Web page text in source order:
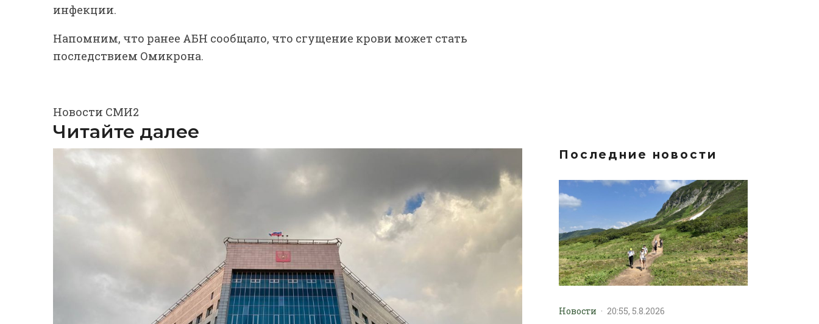
инфекции.
Напомним, что ранее АБН сообщало, что сгущение крови может стать
последствием Омикрона.
Новости СМИ2
Читайте далее
Последние новости
Новости · 20:55, 5.8.2026